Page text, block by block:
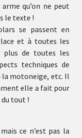
qu’on ne peut
le texte !
se passent en
et à toutes les
plus de toutes les
techniques de
la motoneige, etc. Il
elle a fait pour
du tout !
ce n’est pas la